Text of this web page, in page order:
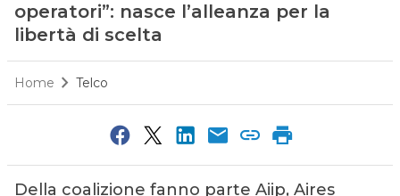
operatori”: nasce l’alleanza per la
libertà di scelta
Home Telco
Della coalizione fanno parte Aiip, Aires